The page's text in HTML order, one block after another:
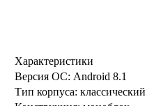
Характеристики
Версия ОС: Android 8.1
Тип корпуса: классический